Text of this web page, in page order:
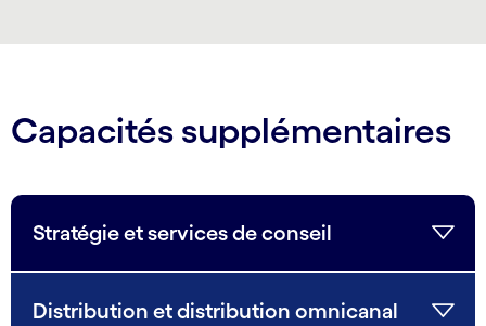
Capacités supplémentaires
Stratégie et services de conseil
Distribution et distribution omnicanal